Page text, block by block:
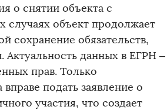
о снятии объекта с
случаях объект продолжает
сохранение обязательств,
данных в ЕГРН –
прав. Только
подать заявление о
участия, что создает